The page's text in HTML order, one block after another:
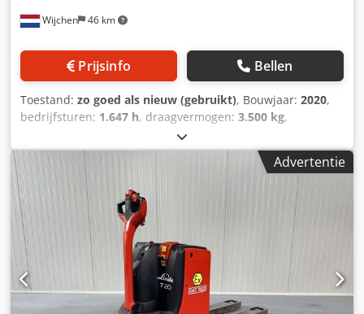
Wijchen 46 km
Prijsinfo Bellen
Toestand: zo goed als nieuw (gebruikt), Bouwjaar: 2020,
bedrijfsturen: 1.647 h, draagvermogen: 3.500 kg,
, brandstoftype:
Simplex, Manufacturer + model:JUNGHEINRICH EJK 335
Drumforks / Spreider !!! ID:26062.6948 Cat.:Used
Mast:1F220 Forks:1150 mm Capacity:3500 kg Year:2020
Hours:1649 hours Cedpfszq Umdsx Ad Noha Capacity:24v /
375ah Options:SPECIAAL bouw !!!Drumrol / Spreader -
Forks !!!Tussen de steunpoten 1400 mmBreedte truck over
de steunpoten 1740 mmPOWER steering
Advertentie